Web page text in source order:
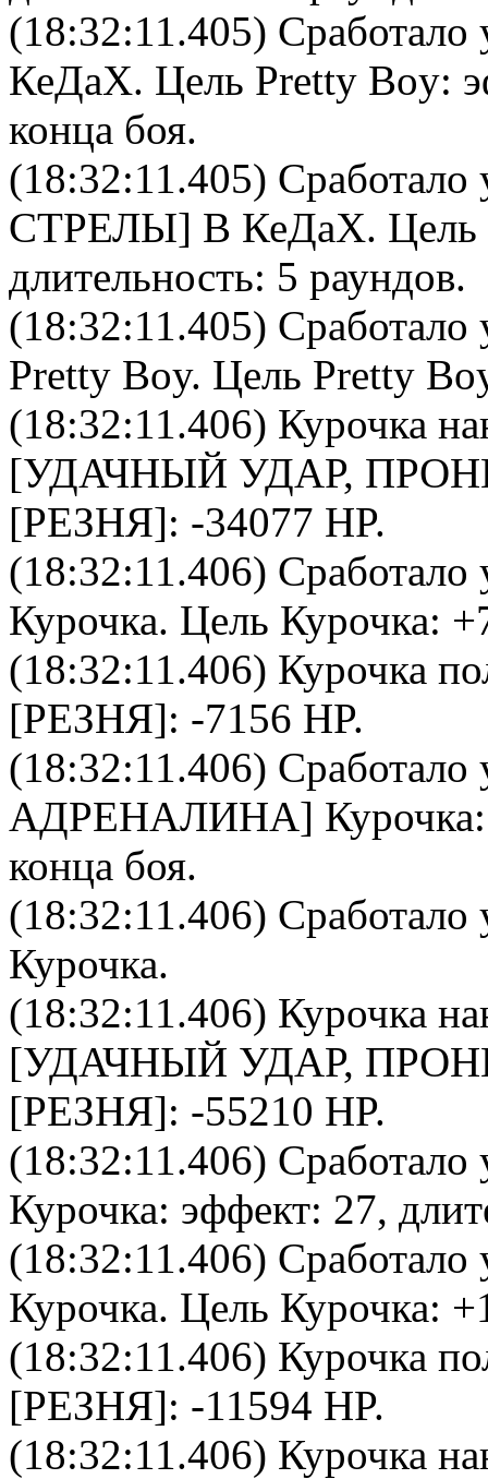
(18:32:11.405) Сработало
КеДаХ. Цель Pretty Boy:
конца боя.
(18:32:11.405) Сработало
СТРЕЛЫ] В КеДаХ. Цель
длительность: 5 раундов.
(18:32:11.405) Сработало
Pretty Boy. Цель Pretty
(18:32:11.406) Курочка
[УДАЧНЫЙ УДАР,
[РЕЗНЯ]: -34077 HP.
(18:32:11.406) Сработало
Курочка. Цель Курочка:
(18:32:11.406) Курочка
[РЕЗНЯ]: -7156 HP.
(18:32:11.406) Сработало
АДРЕНАЛИНА] Курочка
конца боя.
(18:32:11.406) Сработало
Курочка.
(18:32:11.406) Курочка
[УДАЧНЫЙ УДАР,
[РЕЗНЯ]: -55210 HP.
(18:32:11.406) Сработало
Курочка: эффект: 27,
(18:32:11.406) Сработало
Курочка. Цель Курочка:
(18:32:11.406) Курочка
[РЕЗНЯ]: -11594 HP.
(18:32:11.406) Курочка